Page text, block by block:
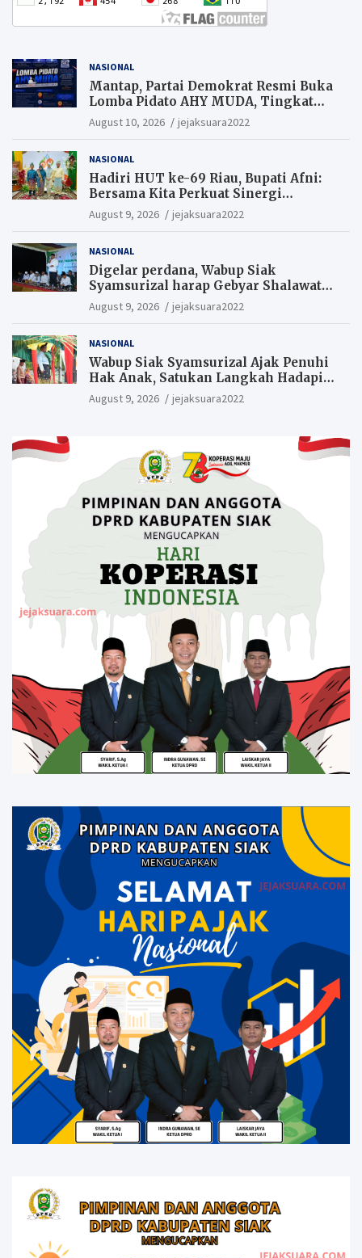
NASIONAL
Mantap, Partai Demokrat Resmi Buka
Lomba Pidato AHY MUDA, Tingkat
Pelajar. Suaramu idemu untuk
Indonesia maju
August 10, 2026 jejaksuara2022
NASIONAL
Hadiri HUT ke-69 Riau, Bupati Afni:
Bersama Kita Perkuat Sinergi
Pembangunan
August 9, 2026 jejaksuara2022
NASIONAL
Digelar perdana, Wabup Siak
Syamsurizal harap Gebyar Shalawat
bisa meningkatkan nilai keagamaan
ditengah-tengah masyarakat.
August 9, 2026 jejaksuara2022
NASIONAL
Wabup Siak Syamsurizal Ajak Penuhi
Hak Anak, Satukan Langkah Hadapi
Tantangan Daerah
August 9, 2026 jejaksuara2022